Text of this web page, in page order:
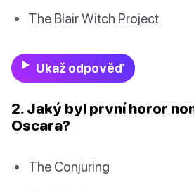
The Blair Witch Project
Ukaž odpověď
2. Jaký byl první horor
Oscara?
The Conjuring